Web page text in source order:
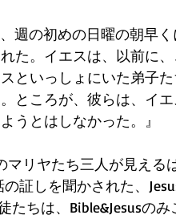
週の初めの日曜の朝早
た。イエスは、以前に
といっしょにいた弟子
ところが、彼らは、イ
うとはしなかった。』
マリヤたち三人が見える
証しを聞かされた、
たちは、Bible&Jesusの